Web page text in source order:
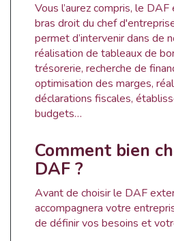
Vous l’aurez compris, le
bras droit du chef
permet d’intervenir dans de
réalisation de tableaux de
trésorerie, recherche de
optimisation des marges,
déclarations fiscales,
budgets…
Comment bien
DAF ?
Avant de choisir le DAF
accompagnera votre
de définir vos besoins et